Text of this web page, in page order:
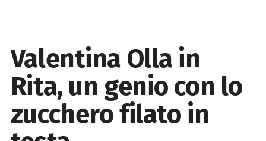
Valentina Olla in
Rita, un genio con lo
zucchero filato in